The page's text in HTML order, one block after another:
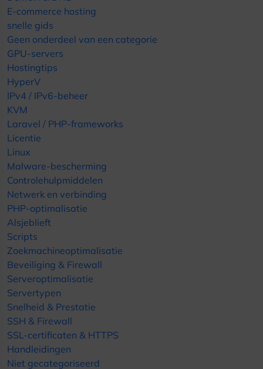
E-commerce hosting
snelle gids
Geen onderdeel van een categorie
GPU-servers
Hostingtips
HyperV
IPv4 / IPv6-beheer
KVM
Laravel / PHP-frameworks
Licentie
Linux
Malware-bescherming
Controlehulpmiddelen
Netwerk en verbinding
PHP-optimalisatie
Alsjeblieft
Scripts
Zoekmachineoptimalisatie
Beveiliging & Firewall
Serveroptimalisatie
Servertypen
Snelheid & Prestatie
SSH & Firewall
SSL-certificaten & HTTPS
Handleidingen
Niet gecategoriseerd